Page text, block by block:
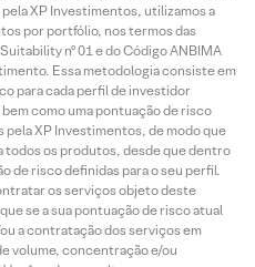
XP Investimentos, utilizamos a
por portfólio, nos termos das
nº 01 e do Código ANBIMA
Essa metodologia consiste em
para cada perfil de investidor
como uma pontuação de risco
pela XP Investimentos, de modo que
todos os produtos, desde que dentro
de risco definidas para o seu perfil.
os serviços objeto deste
se a sua pontuação de risco atual
a contratação dos serviços em
volume, concentração e/ou